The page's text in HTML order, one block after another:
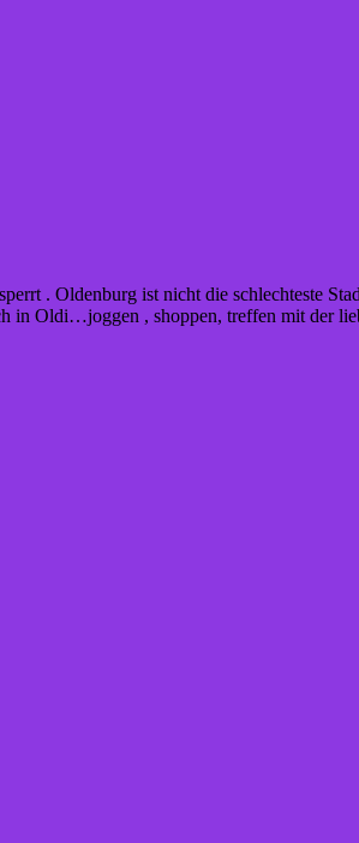
. Oldenburg ist nicht die schlechteste
in Oldi…joggen , shoppen, treffen mit der